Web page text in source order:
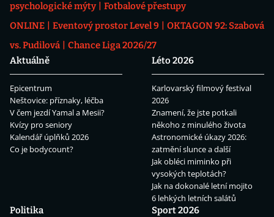
psychologické mýty
Fotbalové přestupy
ONLINE
Eventový prostor Level 9
OKTAGON 92: Szabová
vs. Pudilová
Chance Liga 2026/27
Aktuálně
Epicentrum
Neštovice: příznaky, léčba
V čem jezdí Yamal a Mesii?
Kvízy pro seniory
Kalendář úplňků 2026
Co je bodycount?
Léto 2026
Karlovarský filmový festival
2026
Znamení, že jste potkali
někoho z minulého života
Astronomické úkazy 2026:
zatmění slunce a další
Jak obléci miminko při
vysokých teplotách?
Jak na dokonalé letní mojito
6 lehkých letních salátů
Politika
Sport 2026